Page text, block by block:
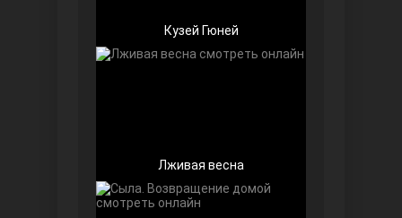
Кузей Гюней
Лживая весна